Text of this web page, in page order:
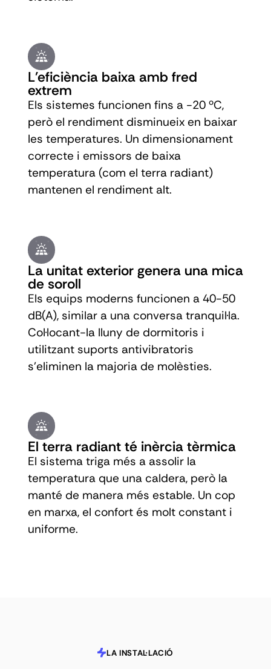
L'eficiència baixa amb fred
extrem
Els sistemes funcionen fins a -20 ºC,
però el rendiment disminueix en baixar
les temperatures. Un dimensionament
correcte i emissors de baixa
temperatura (com el terra radiant)
mantenen el rendiment alt.
La unitat exterior genera una mica
de soroll
Els equips moderns funcionen a 40-50
dB(A), similar a una conversa tranquil·la.
Col·locant-la lluny de dormitoris i
utilitzant suports antivibratoris
s'eliminen la majoria de molèsties.
El terra radiant té inèrcia tèrmica
El sistema triga més a assolir la
temperatura que una caldera, però la
manté de manera més estable. Un cop
en marxa, el confort és molt constant i
uniforme.
LA INSTAL·LACIÓ